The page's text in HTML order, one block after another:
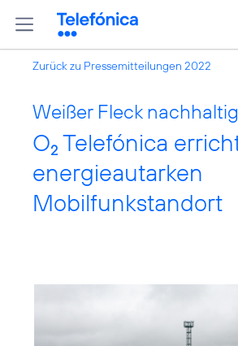
Zurück zu Pressemitteilungen 2022
Weißer Fleck
O2 Telefónica
energieautarken
Mobilfunkstandort